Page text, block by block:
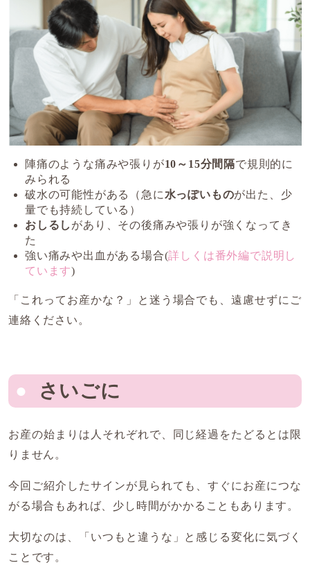
陣痛のような痛みや張りが10～15分間隔で規則的に
みられる
破水の可能性がある（急に 水っぽいものが出た、少
量でも持続している）
おしるし があり、その後痛みや張りが強くなってき
た
強い痛みや出血がある場合(詳しくは番外編で説明し
ています)
「これってお産かな？」と迷う場合でも、遠慮せずにご
連絡ください。
さいごに
お産の始まりは人それぞれで、同じ経過をたどるとは限
りません。
今回ご紹介したサインが見られても、すぐにお産につな
がる場合もあれば、少し時間がかかることもあります。
大切なのは、「いつもと違うな」と感じる変化に気づく
ことです。